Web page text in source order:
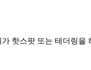
가 핫스팟 또는 테더링을